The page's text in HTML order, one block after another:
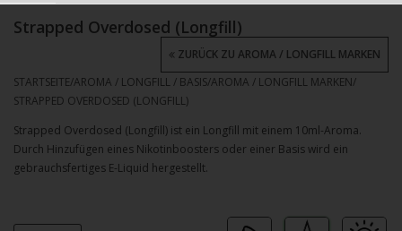
Strapped Overdosed (Longfill)
STARTSEITE/AROMA / LONGFILL / BASIS/AROMA / LONGFILL MARKEN/
STRAPPED OVERDOSED (LONGFILL)
ZURÜCK ZU AROMA / LONGFILL MARKEN
Strapped Overdosed (Longfill) ist ein Longfill mit einem 10ml-Aroma.
Durch Hinzufügen eines Nikotinboosters oder einer Basis wird ein
gebrauchsfertiges E-Liquid hergestellt.